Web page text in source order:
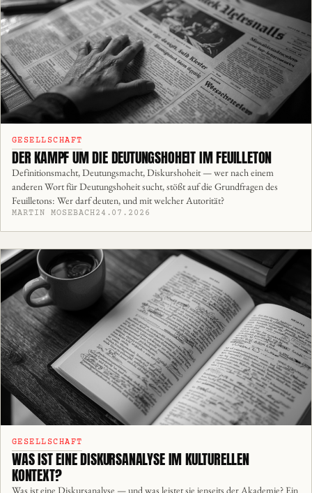
GESELLSCHAFT
DER KAMPF UM DIE DEUTUNGSHOHEIT IM FEUILLETON
Definitionsmacht, Deutungsmacht, Diskurshoheit — wer nach einem
anderen Wort für Deutungshoheit sucht, stößt auf die Grundfragen des
Feuilletons: Wer darf deuten, und mit welcher Autorität?
MARTIN MOSEBACH24.07.2026
GESELLSCHAFT
WAS IST EINE DISKURSANALYSE IM KULTURELLEN
KONTEXT?
Was ist eine Diskursanalyse — und was leistet sie jenseits der Akademie? Ein